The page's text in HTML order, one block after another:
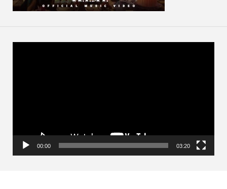
00:00 03:20